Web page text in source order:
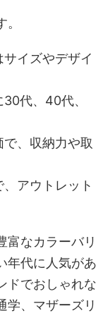
イズやデザイ
代、40代、
、収納力や取
アウトレット
富なカラーバリ
年代に人気があ
ドでおしゃれな
学、マザーズリ